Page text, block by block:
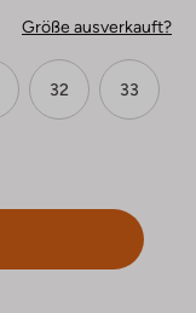
Größe ausverkauft?
32 33